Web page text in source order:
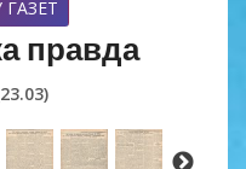
ГАЗЕТ
правда